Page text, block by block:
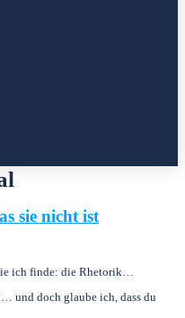
sie nicht ist
ich finde: die Rhetorik…
und doch glaube ich, dass du